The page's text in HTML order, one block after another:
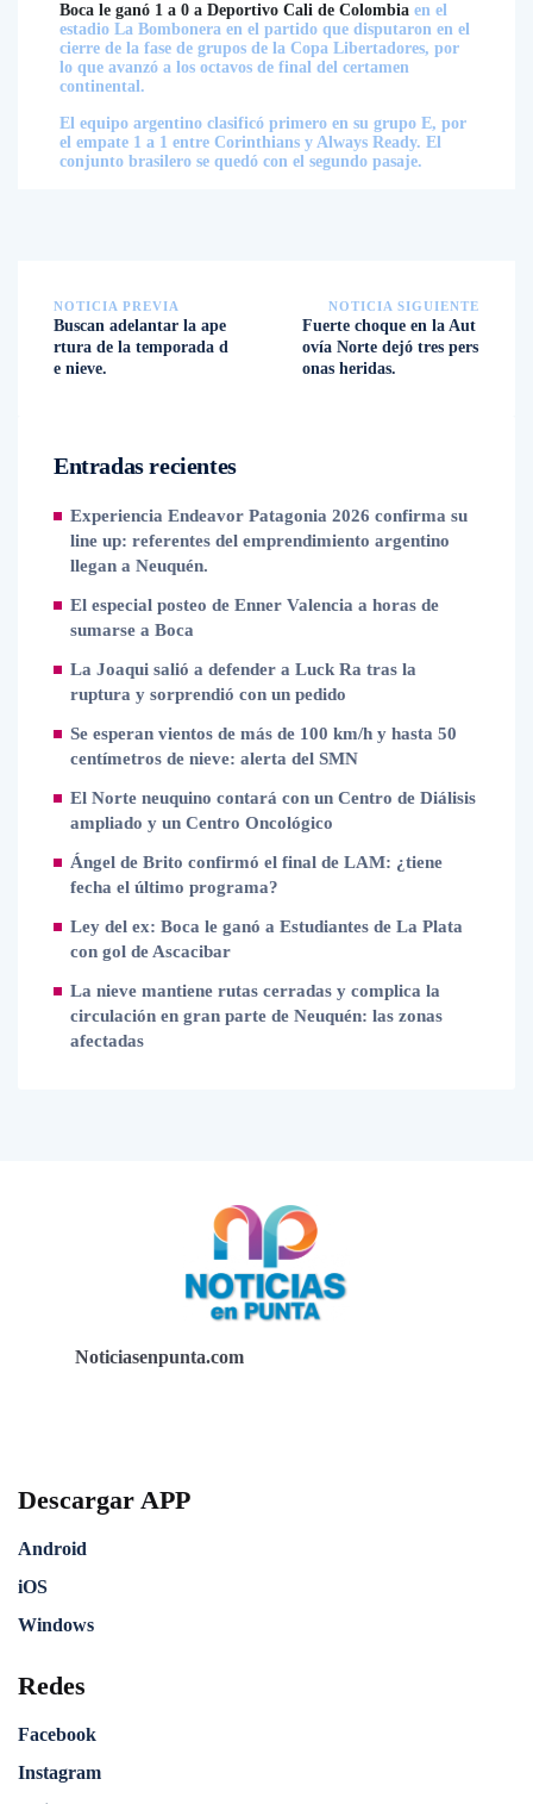
Boca le ganó 1 a 0 a Deportivo Cali de Colombia en el
estadio La Bombonera en el partido que disputaron en el
cierre de la fase de grupos de la Copa Libertadores, por
lo que avanzó a los octavos de final del certamen
continental.
El equipo argentino clasificó primero en su grupo E, por
el empate 1 a 1 entre Corinthians y Always Ready. El
conjunto brasilero se quedó con el segundo pasaje.
NOTICIA PREVIA
Buscan adelantar la ape
rtura de la temporada d
e nieve.
NOTICIA SIGUIENTE
Fuerte choque en la Aut
ovía Norte dejó tres pers
onas heridas.
Entradas recientes
Experiencia Endeavor Patagonia 2026 confirma su
line up: referentes del emprendimiento argentino
llegan a Neuquén.
El especial posteo de Enner Valencia a horas de
sumarse a Boca
La Joaqui salió a defender a Luck Ra tras la
ruptura y sorprendió con un pedido
Se esperan vientos de más de 100 km/h y hasta 50
centímetros de nieve: alerta del SMN
El Norte neuquino contará con un Centro de Diálisis
ampliado y un Centro Oncológico
Ángel de Brito confirmó el final de LAM: ¿tiene
fecha el último programa?
Ley del ex: Boca le ganó a Estudiantes de La Plata
con gol de Ascacibar
La nieve mantiene rutas cerradas y complica la
circulación en gran parte de Neuquén: las zonas
afectadas
Noticiasenpunta.com
Descargar APP
Android
iOS
Windows
Redes
Facebook
Instagram